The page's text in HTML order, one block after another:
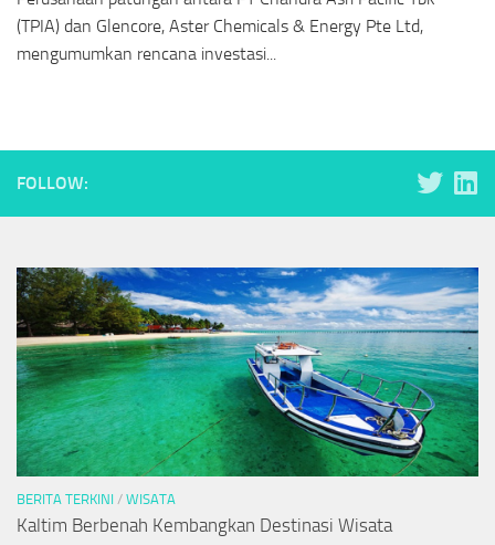
(TPIA) dan Glencore, Aster Chemicals & Energy Pte Ltd,
mengumumkan rencana investasi...
FOLLOW:
BERITA TERKINI / WISATA
Kaltim Berbenah Kembangkan Destinasi Wisata